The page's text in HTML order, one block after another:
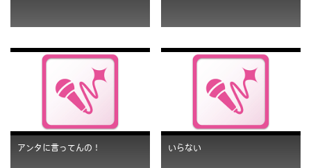
アンタに言ってんの！ いらない